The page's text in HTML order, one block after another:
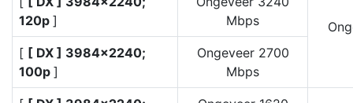
120p ]
Mbps
[ [ DX ] 3984×2240;
100p ]
Ongeveer 2700
Mbps